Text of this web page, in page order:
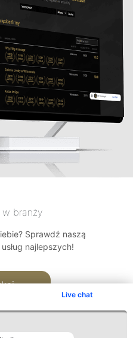
Live chat
w branży
Sprawdź naszą
najlepszych!